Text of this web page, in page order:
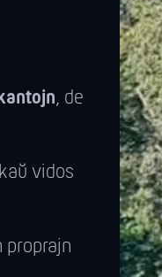
, de
vidos
proprajn